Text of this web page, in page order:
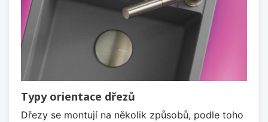
Typy orientace dřezů
Dřezy se montují na několik způsobů, podle toho